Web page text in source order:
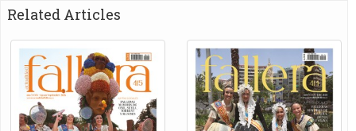
Related Articles